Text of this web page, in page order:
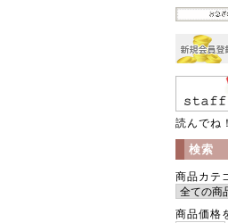
読んでね！
検索
商品カテ
商品価格